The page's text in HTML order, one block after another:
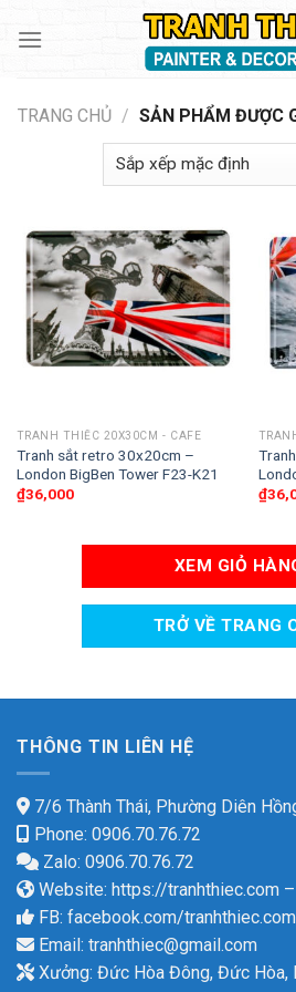
TRANG CHỦ / SẢN PHẨM ĐƯỢC
TRANH THIẾC 20X30CM - CAFE
Tranh sắt retro 30x20cm –
London BigBen Tower F23-K21
₫36,000
₫
XEM GIỎ
TRỞ VỀ TRANG
THÔNG TIN LIÊN HỆ
7/6 Thành Thái, Phường Diên
Phone: 0906.70.76.72
Zalo: 0906.70.76.72
Website: https://tranhthiec.com –
FB: facebook.com/tranhthiec.com
Email: tranhthiec@gmail.com
Xưởng: Đức Hòa Đông, Đức Hòa,